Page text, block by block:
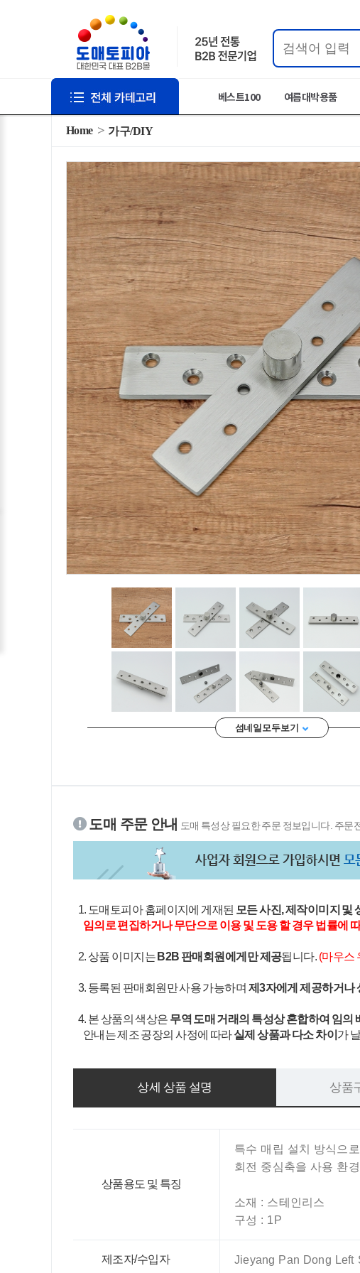
베스트100 여름대박용품
Home 가구/DIY
섬네일 모두 보기
도매 주문 안내 도매 특성상 필요한 주문 정보입니다. 주문
1. 도매토피아 홈페이지에 게재된 모든 사진, 제작이미지 및
임의로 편집하거나 무단으로 이용 및 도용 할 경우 법률에
2. 상품 이미지는 B2B 판매회원에게만 제공됩니다. (마우스
3. 등록된 판매회원만 사용 가능하며 제3자에게 제공하거나
4. 본 상품의 색상은 무역 도매 거래의 특성상 혼합하여 임의
안내는 제조 공장의 사정에 따라실제 상품과 다소 차이 가
상세 상품 설명 상품
상품용도 및 특징
특수 매립 설치 방식으
회전 중심축을 사용 환
소재 : 스테인리스
구성 : 1P
제조자/수입자 Jieyang Pan Dong Left